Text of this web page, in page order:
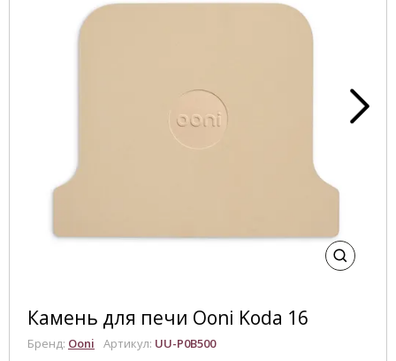
Камень для печи Ooni Koda 16
Бренд: Ooni Артикул: UU-P0B500